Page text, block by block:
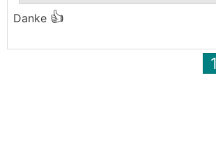
Danke 👍
1